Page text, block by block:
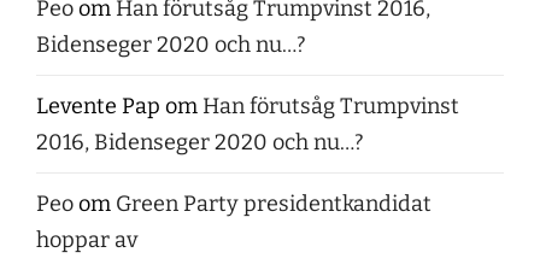
Peoom Han förutsåg Trumpvinst 2016,
Bidenseger 2020 och nu…?
Levente Pap om Han förutsåg Trumpvinst
2016, Bidenseger 2020 och nu…?
Peoom Green Party presidentkandidat
hoppar av